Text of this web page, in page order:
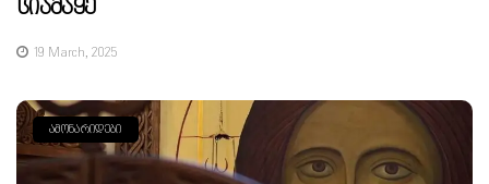
Სიამაყე
19 March, 2025
ᲐᲛᲝᲜᲐᲠᲘᲓᲔᲑᲘ